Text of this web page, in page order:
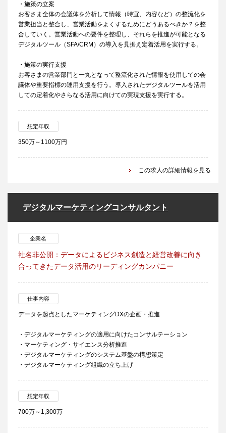
・施策の立案
お客さま全体の会議体を分析して情報（時宜、内容など）の整流化を
営業担当と整合し、営業活動をよくするためにどうあるべきか？を整
合していく。営業活動への要件を整理し、それらを推進が可能となる
デジタルツール（SFA/CRM）の導入を見据え定着活用を実行する。
・施策の実行支援
お客さまの営業部門と一丸となって整流化された情報を使用しての会
議体や重要指標の運用支援を行う。導入されたデジタルツールを活用
しての定着化やさらなる活用に向けての実現支援を実行する。
想定年収
350万～1100万円
この求人の詳細情報を見る
デジタルマーケティングコンサルタント
企業名
社名非公開：データによるビジネス創造と経営改善に向き
合ってきたデータ活用のリーディングカンパニー
仕事内容
データを起点としたマーケティングDXの企画・推進
・デジタルマーケティングの適用に向けたコンサルテーション
・マーケティング・サイエンス分析推進
・デジタルマーケティングのシステム基盤の構想策定
・デジタルマーケティング組織の立ち上げ
想定年収
700万～1,300万